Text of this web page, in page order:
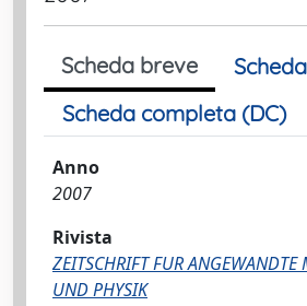
Scheda breve
Scheda completa (DC)
Anno
2007
Rivista
ZEITSCHRIFT FUR ANGEWANDTE
UND PHYSIK